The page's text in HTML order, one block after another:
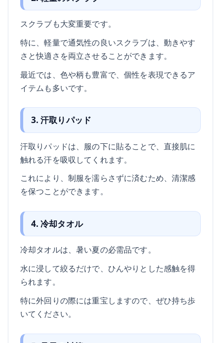
スクラブも大変重要です。
特に、軽量で通気性の良いスクラブは、動きやす
さと快適さを両立させることができます。
最近では、色や柄も豊富で、個性を表現できるア
イテムも多いです。
3. 汗取りパッド
汗取りパッドは、服の下に貼ることで、直接肌に
触れる汗を吸収してくれます。
これにより、制服を濡らさずに済むため、清潔感
を保つことができます。
4. 冷却タオル
冷却タオルは、暑い夏の必需品です。
水に浸して絞るだけで、ひんやりとした感触を得
られます。
特に外回りの際には重宝しますので、ぜひ持ち歩
いてください。